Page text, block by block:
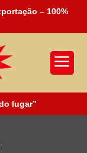
– 100%
a
lugar”